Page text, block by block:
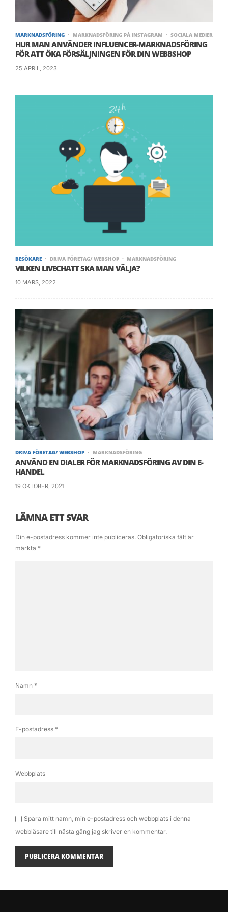
att marknadsföra dig själv och ditt företag.
MARKNADSFÖRING MARKNADSFÖRING PÅ INSTAGRAM SOCIALA MEDIER
HUR MAN ANVÄNDER INFLUENCER-MARKNADSFÖRING
FÖR ATT ÖKA FÖRSÄLJNINGEN FÖR DIN WEBBSHOP
25 APRIL, 2023
BESÖKARE DRIVA FÖRETAG/ WEBSHOP MARKNADSFÖRING
VILKEN LIVECHATT SKA MAN VÄLJA?
10 MARS, 2022
DRIVA FÖRETAG/ WEBSHOP MARKNADSFÖRING
ANVÄND EN DIALER FÖR MARKNADSFÖRING AV DIN E-
HANDEL
19 OKTOBER, 2021
LÄMNA ETT SVAR
Din e-postadress kommer inte publiceras. Obligatoriska fält är
märkta *
Namn *
E-postadress *
Webbplats
Spara mitt namn, min e-postadress och webbplats i denna
webbläsare till nästa gång jag skriver en kommentar.